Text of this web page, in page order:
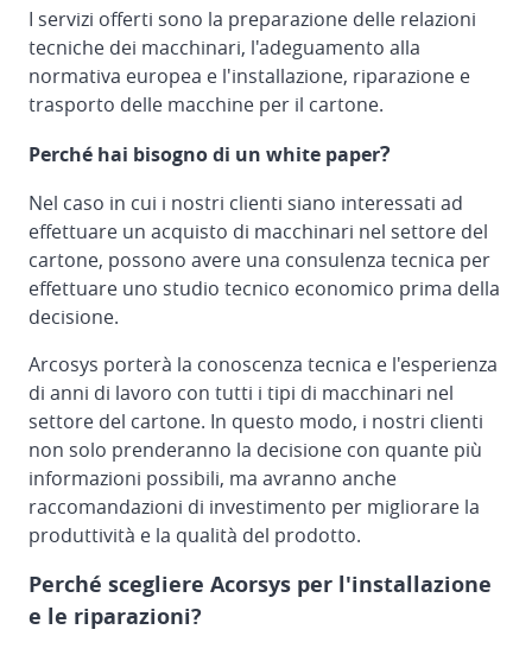
I servizi offerti sono la preparazione delle relazioni
tecniche dei macchinari, l'adeguamento alla
normativa europea e l'installazione, riparazione e
trasporto delle macchine per il cartone.
Perché hai bisogno di un white paper?
Nel caso in cui i nostri clienti siano interessati ad
effettuare un acquisto di macchinari nel settore del
cartone, possono avere una consulenza tecnica per
effettuare uno studio tecnico economico prima della
decisione.
Arcosys porterà la conoscenza tecnica e l'esperienza
di anni di lavoro con tutti i tipi di macchinari nel
settore del cartone. In questo modo, i nostri clienti
non solo prenderanno la decisione con quante più
informazioni possibili, ma avranno anche
raccomandazioni di investimento per migliorare la
produttività e la qualità del prodotto.
Perché scegliere Acorsys per l'installazione
e le riparazioni?